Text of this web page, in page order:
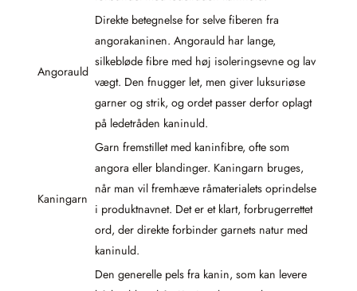
Angorauld
Direkte betegnelse for selve fiberen fra
angorakaninen. Angorauld har lange,
silkebløde fibre med høj isoleringsevne og lav
vægt. Den fnugger let, men giver luksuriøse
garner og strik, og ordet passer derfor oplagt
på ledetråden kaninuld.
Kaningarn
Garn fremstillet med kaninfibre, ofte som
angora eller blandinger. Kaningarn bruges,
når man vil fremhæve råmaterialets oprindelse
i produktnavnet. Det er et klart, forbrugerrettet
ord, der direkte forbinder garnets natur med
kaninuld.
Den generelle pels fra kanin, som kan levere